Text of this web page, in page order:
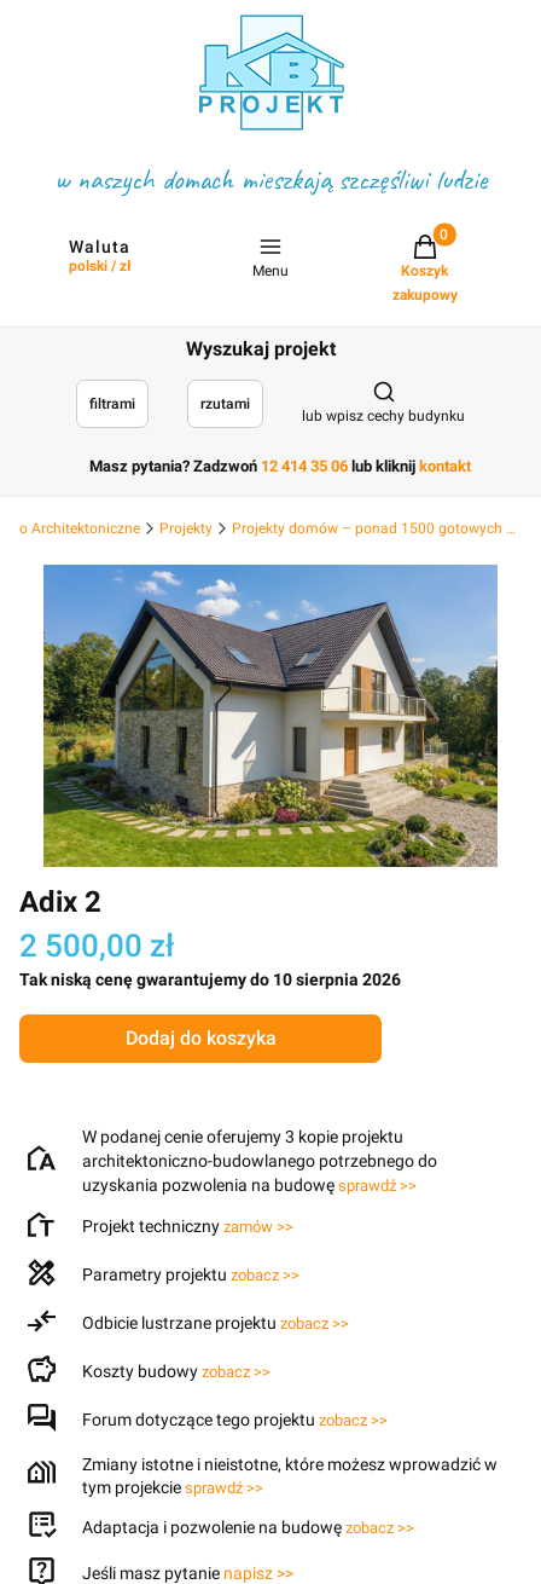
w naszych domach mieszkają szczęśliwi ludzie
Waluta
polski / zł Menu
Projekty w
Koszyk
zakupowy
Wyszukaj projekt
filtrami rzutami
Otwórz
lub wpisz cechy budynku
Masz pytania? Zadzwoń 12 414 35 06 lub kliknij kontakt
Architektoniczne Projekty Projekty domów – ponad 1500 gotowych projektów
Adix 2
2 500,00 zł
Tak niską cenę gwarantujemy do 10 sierpnia 2026
Dodaj do koszyka
W podanej cenie oferujemy 3 kopie projektu
architektoniczno-budowlanego potrzebnego do
uzyskania pozwolenia na budowę sprawdź >>
Projekt techniczny zamów >>
Parametry projektu zobacz >>
Odbicie lustrzane projektu zobacz >>
Koszty budowy zobacz >>
Forum dotyczące tego projektu zobacz >>
Zmiany istotne i nieistotne, które możesz wprowadzić w
tym projekcie sprawdź >>
Adaptacja i pozwolenie na budowę zobacz >>
Jeśli masz pytanie napisz >>